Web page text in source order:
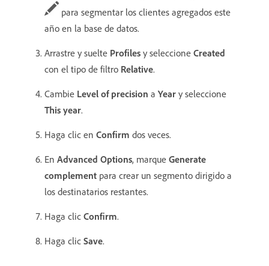
para segmentar los clientes agregados este
año en la base de datos.
Arrastre y suelte Profiles y seleccione Created
con el tipo de filtro Relative.
Cambie Level of precision a Year y seleccione
This year.
Haga clic en Confirm dos veces.
En Advanced Options, marque Generate
complement para crear un segmento dirigido a
los destinatarios restantes.
Haga clic Confirm.
Haga clic Save.